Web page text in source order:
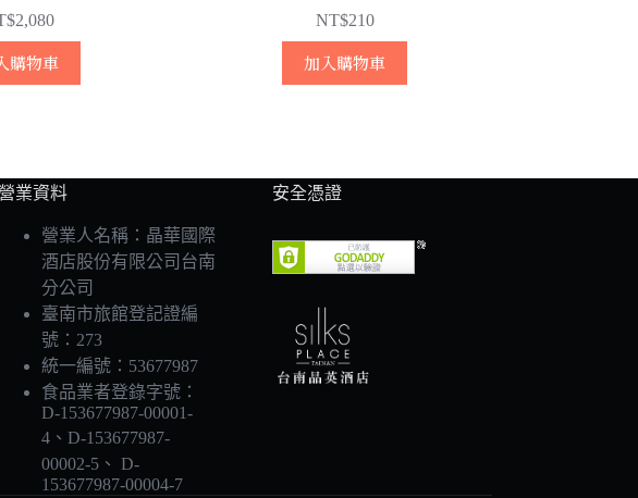
2,080
購物車
NT$210
加入購物車
營業資料
營業人名稱：晶華國際
酒店股份有限公司台南
分公司
臺南市旅館登記證編
號：273
統一編號：53677987
食品業者登錄字號：
D-153677987-00001-
4、D-153677987-
00002-5、 D-
153677987-00004-7
安全憑證